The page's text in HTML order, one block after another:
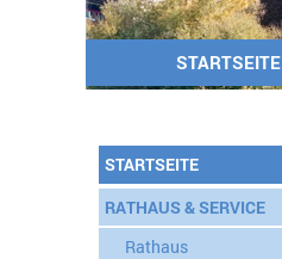
STARTSEITE
STARTSEITE
RATHAUS & SERVICE
Rathaus